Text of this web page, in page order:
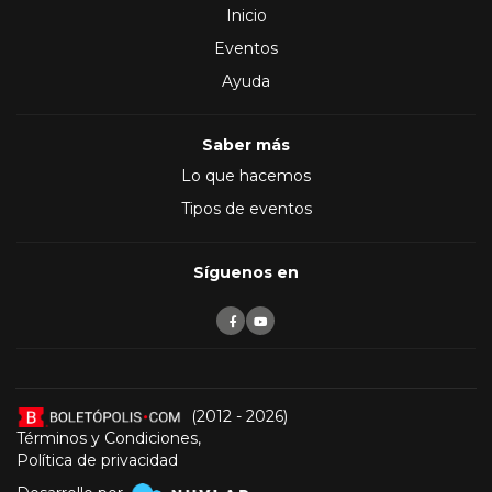
Inicio
Eventos
Ayuda
Saber más
Lo que hacemos
Tipos de eventos
Síguenos en
(2012 - 2026)
Términos y Condiciones,
Política de privacidad